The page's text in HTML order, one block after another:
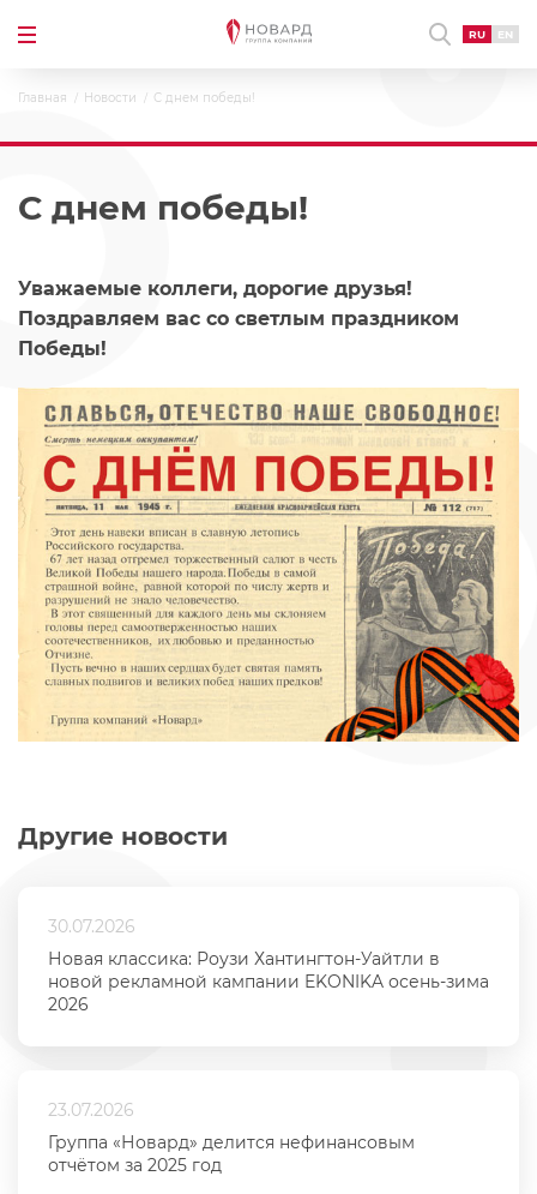
RU EN
Главная Новости С днем победы!
С днем победы!
Другие новости
30.07.2026
Новая классика: Роузи Хантингтон-Уайтли в
новой рекламной кампании EKONIKA осень-зима
2026
23.07.2026
Группа «Новард» делится нефинансовым
отчётом за 2025 год
Уважаемые коллеги, дорогие друзья!
Поздравляем вас со светлым праздником
Победы!